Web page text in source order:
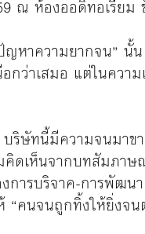
ณ ห้องออดิทอเรีย
ญหาความยากจน”
กว่าเสมอ แต่ในควา
ริษัทนี้มีความจนมาข
เห็นจากบทสัมภาษ
งการบริจาค-การพัฒ
คนจนถูกทิ้งให้ยิ่งจ